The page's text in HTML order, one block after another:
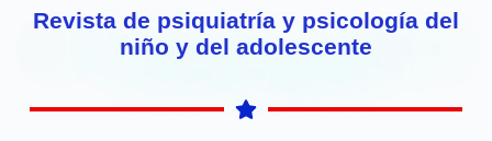
Revista de psiquiatría y psicología del
niño y del adolescente